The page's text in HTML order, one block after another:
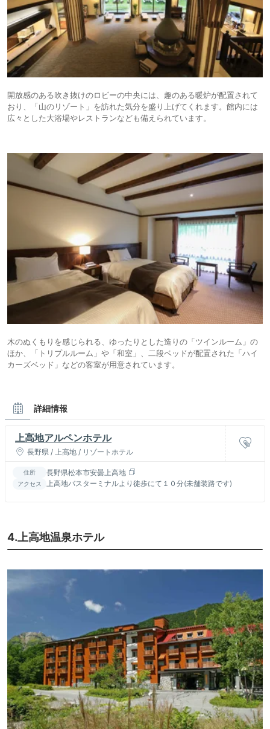
開放感のある吹き抜けのロビーの中央には、趣のある暖炉が配置されて
おり、「山のリゾート」を訪れた気分を盛り上げてくれます。館内には
広々とした大浴場やレストランなども備えられています。
木のぬくもりを感じられる、ゆったりとした造りの「ツインルーム」の
ほか、「トリプルルーム」や「和室」、二段ベッドが配置された「ハイ
カーズベッド」などの客室が用意されています。
詳細情報
上高地アルペンホテル
長野県 / 上高地 / リゾートホテル
住所 長野県松本市安曇上高地
アクセス 上高地バスターミナルより徒歩にて１０分(未舗装路です)
4.上高地温泉ホテル